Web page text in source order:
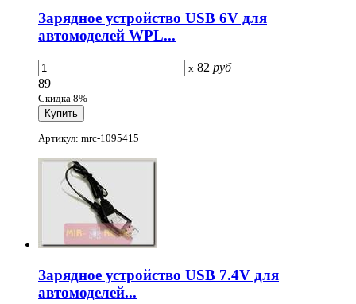
Зарядное устройство USB 6V для
автомоделей WPL...
x 82 руб
89
Скидка 8%
Артикул: mrc-1095415
Зарядное устройство USB 7.4V для
автомоделей...